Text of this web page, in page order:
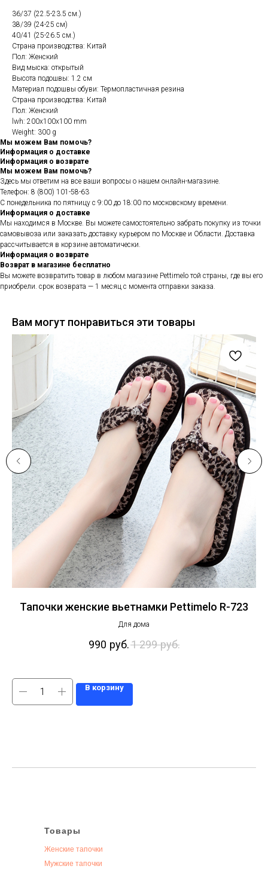
36/37 (22.5-23.5 см.)
38/39 (24-25 см)
40/41 (25-26.5 см.)
Страна производства: Китай
Пол: Женский
Вид мыска: открытый
Высота подошвы: 1.2 см
Материал подошвы обуви: Термопластичная резина
Страна производства: Китай
Пол: Женский
lwh: 200x100x100 mm
Weight: 300 g
Мы можем Вам помочь?
Информация о доставке
Информация о возврате
Мы можем Вам помочь?
Здесь мы ответим на все ваши вопросы о нашем онлайн-магазине.
Телефон: 8 (800) 101-58-63
С понедельника по пятницу с 9:00 до 18:00 по московскому времени.
Информация о доставке
Мы находимся в Москве. Вы можете самостоятельно забрать покупку из точки
самовывоза или заказать доставку курьером по Москве и Области. Доставка
рассчитывается в корзине автоматически.
Информация о возврате
Возврат в магазине бесплатно
Вы можете возвратить товар в любом магазине Pettimelo той страны, где вы его
приобрели. срок возврата — 1 месяц с момента отправки заказа.
Вам могут понравиться эти товары
Тапочки женские вьетнамки Pettimelo R-723
Для дома
990 руб.1 299 руб.
В корзину
Товары
Женские тапочки
Мужские тапочки